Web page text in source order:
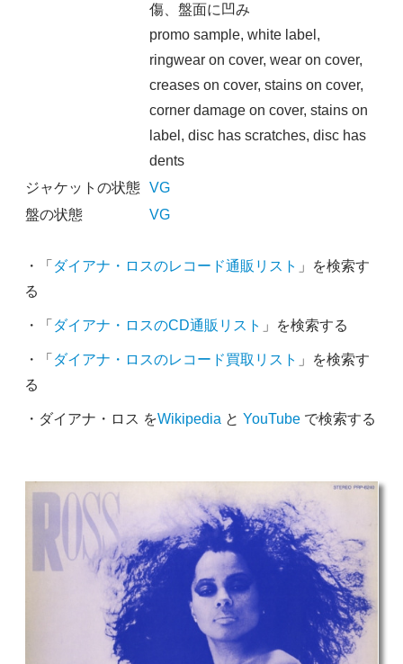
傷、盤面に凹み
promo sample, white label,
ringwear on cover, wear on cover,
creases on cover, stains on cover,
corner damage on cover, stains on
label, disc has scratches, disc has
dents
ジャケットの状態 VG
盤の状態
VG
・「 ダイアナ・ロスのレコード通販リスト 」を検索す
る
・「 ダイアナ・ロスのCD通販リスト 」を検索する
・「 ダイアナ・ロスのレコード買取リスト 」を検索す
る
・ダイアナ・ロス をWikipedia と YouTubeで検索する